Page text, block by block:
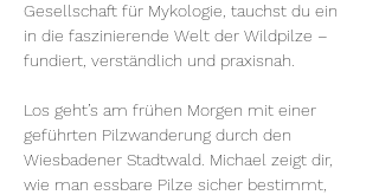
Gesellschaft für Mykologie, tauchst du ein
in die faszinierende Welt der Wildpilze –
fundiert, verständlich und praxisnah.
Los geht’s am frühen Morgen mit einer
geführten Pilzwanderung durch den
Wiesbadener Stadtwald. Michael zeigt dir,
wie man essbare Pilze sicher bestimmt,